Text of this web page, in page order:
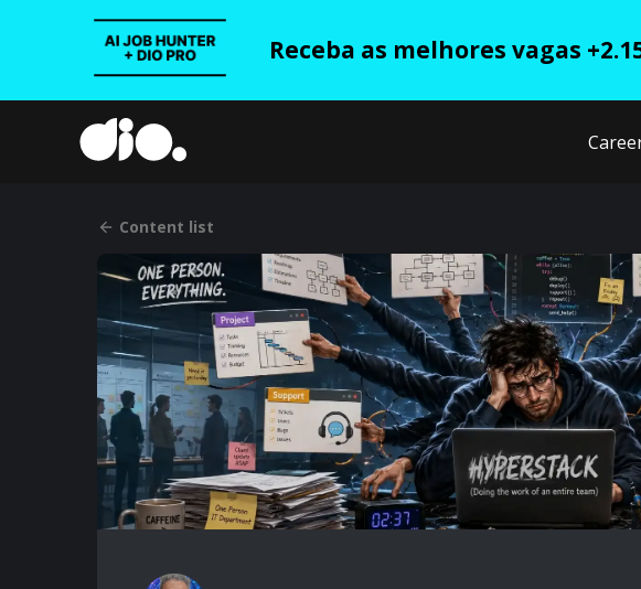
Receba as melhores vagas
Content list